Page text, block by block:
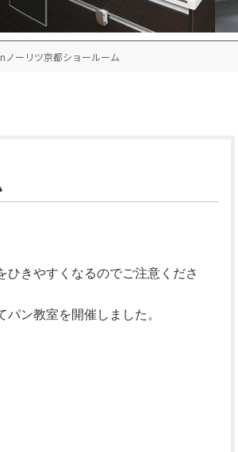
ーリツ京都ショールーム
ひきやすくなるのでご注意くださ
ン教室を開催しました。